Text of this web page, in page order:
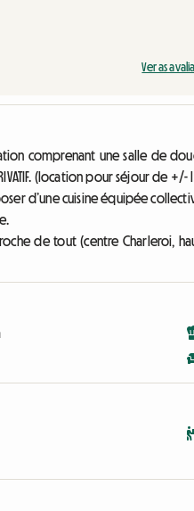
Ver as
comprenant une salle de
(location pour séjour de
d’une cuisine équipée
de tout (centre Charleroi,